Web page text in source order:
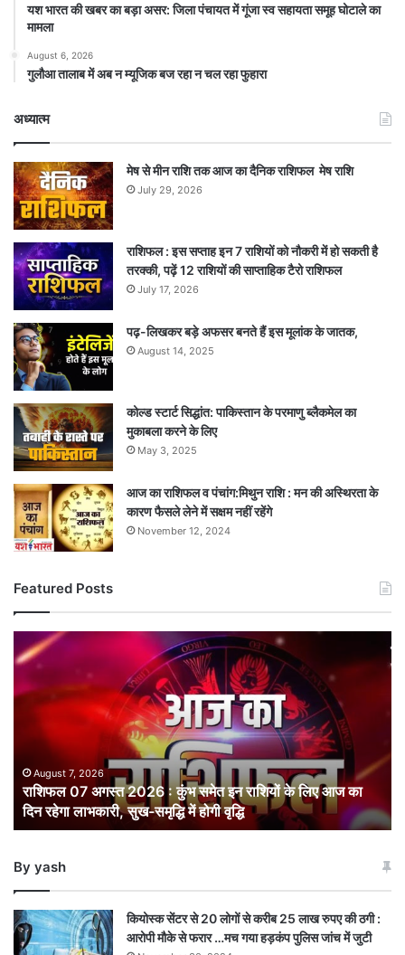
यश भारत की खबर का बड़ा असर: जिला पंचायत में गूंजा स्व सहायता समूह घोटाले का
मामला
August 6, 2026
गुलौआ तालाब में अब न म्यूजिक बज रहा न चल रहा फुहारा
अध्यात्म
मेष से मीन राशि तक आज का दैनिक राशिफल मेष राशि
July 29, 2026
राशिफल : इस सप्ताह इन 7 राशियों को नौकरी में हो सकती है
तरक्की, पढ़ें 12 राशियों की साप्ताहिक टैरो राशिफल
July 17, 2026
पढ़-लिखकर बड़े अफसर बनते हैं इस मूलांक के जातक,
August 14, 2025
कोल्ड स्टार्ट सिद्धांत: पाकिस्तान के परमाणु ब्लैकमेल का
मुकाबला करने के लिए
May 3, 2025
आज का राशिफल व पंचांग:मिथुन राशि : मन की अस्थिरता के
कारण फैसले लेने में सक्षम नहीं रहेंगे
November 12, 2024
Featured Posts
राशिफल
07
2026
इन
राशियों
लिए
का
लाभकारी,
सुख-
August 7, 2026
राशिफल 07 अगस्त 2026 : कुंभ समेत इन राशियों के लिए आज का
दिन रहेगा लाभकारी, सुख-समृद्धि में होगी वृद्धि
By yash
कियोस्क सेंटर से 20 लोगों से करीब 25 लाख रुपए की ठगी :
आरोपी मौके से फरार …मच गया हड़कंप पुलिस जांच में जुटी